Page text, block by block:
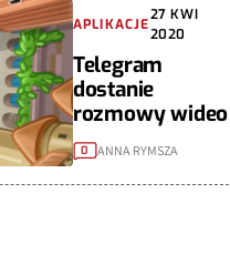
APLIKACJE
27 KWI
2020
Telegram
dostanie
rozmowy wideo
0 ANNA RYMSZA